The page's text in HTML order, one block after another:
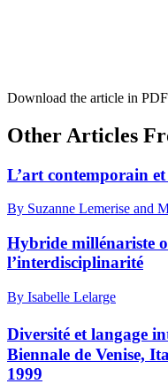
Download the article in
Other Articles
L’art contemporain
By Suzanne Lemerise and
Hybride millénariste
l’interdisciplinarité
By Isabelle Lelarge
Diversité et langage
Biennale de Venise,
1999